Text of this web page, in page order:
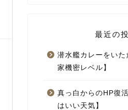
最近の
潜水艦カレーをいた
家機密レベル】
真っ白からのHP復
はいい天気】